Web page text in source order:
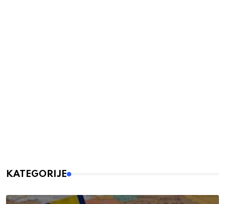
KATEGORIJE